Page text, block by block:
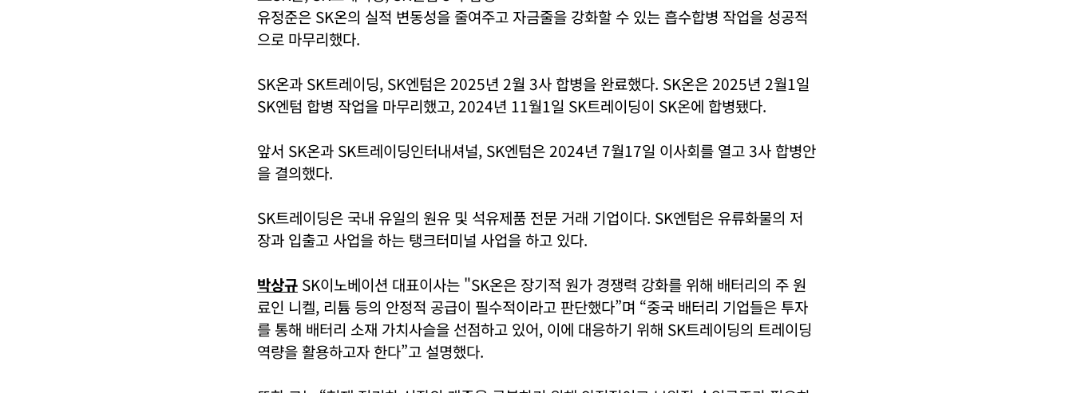
유정준은 SK온의 실적 변동성을 줄여주고 자금줄을 강화할 수 있는 흡수합병 작업을 성공적
으로 마무리했다.
SK온과 SK트레이딩, SK엔텀은 2025년 2월 3사 합병을 완료했다. SK온은 2025년 2월1일
SK엔텀 합병 작업을 마무리했고, 2024년 11월1일 SK트레이딩이 SK온에 합병됐다.
앞서 SK온과 SK트레이딩인터내셔널, SK엔텀은 2024년 7월17일 이사회를 열고 3사 합병안
을 결의했다.
SK트레이딩은 국내 유일의 원유 및 석유제품 전문 거래 기업이다. SK엔텀은 유류화물의 저
장과 입출고 사업을 하는 탱크터미널 사업을 하고 있다.
박상규 SK이노베이션 대표이사는 "SK온은 장기적 원가 경쟁력 강화를 위해 배터리의 주 원
료인 니켈, 리튬 등의 안정적 공급이 필수적이라고 판단했다”며 “중국 배터리 기업들은 투자
를 통해 배터리 소재 가치사슬을 선점하고 있어, 이에 대응하기 위해 SK트레이딩의 트레이딩
역량을 활용하고자 한다”고 설명했다.